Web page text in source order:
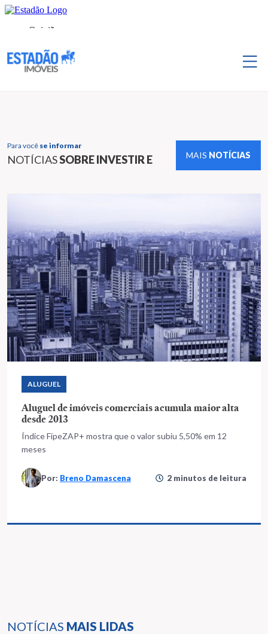
Para você se informar
NOTÍCIASSOBRE INVESTIR E MAIS NOTÍCIAS
NOTÍCIAS MAIS LIDAS
ALUGUEL
Aluguel de imóveis comerciais acumula maior alta
desde 2013
Índice FipeZAP+ mostra que o valor subiu 5,50% em 12
meses
Por: Breno Damascena 2 minutos de leitura